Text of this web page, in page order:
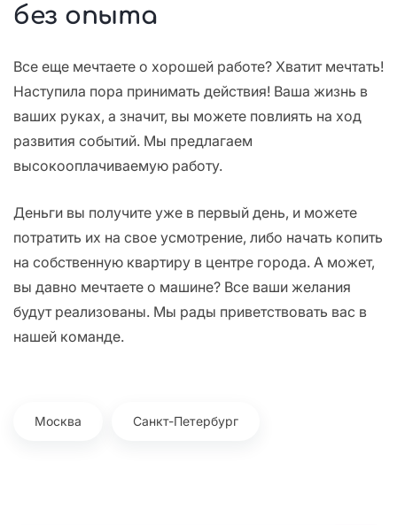
без опыта
Все еще мечтаете о хорошей работе? Хватит мечтать!
Наступила пора принимать действия! Ваша жизнь в
ваших руках, а значит, вы можете повлиять на ход
развития событий. Мы предлагаем
высокооплачиваемую работу.
Деньги вы получите уже в первый день, и можете
потратить их на свое усмотрение, либо начать копить
на собственную квартиру в центре города. А может,
вы давно мечтаете о машине? Все ваши желания
будут реализованы. Мы рады приветствовать вас в
нашей команде.
Москва Санкт-Петербург